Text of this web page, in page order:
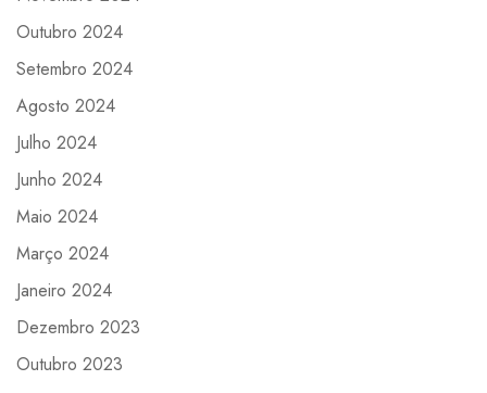
Outubro 2024
Setembro 2024
Agosto 2024
Julho 2024
Junho 2024
Maio 2024
Março 2024
Janeiro 2024
Dezembro 2023
Outubro 2023